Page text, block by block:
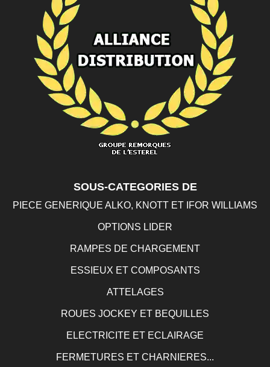
SOUS-CATEGORIES DE
PIECE GENERIQUE ALKO, KNOTT ET IFOR WILLIAMS
OPTIONS LIDER
RAMPES DE CHARGEMENT
ESSIEUX ET COMPOSANTS
ATTELAGES
ROUES JOCKEY ET BEQUILLES
ELECTRICITE ET ECLAIRAGE
FERMETURES ET CHARNIERES...